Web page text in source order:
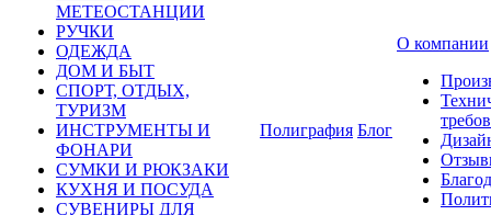
МЕТЕОСТАНЦИИ
РУЧКИ
ОДЕЖДА
ДОМ И БЫТ
СПОРТ, ОТДЫХ,
ТУРИЗМ
ИНСТРУМЕНТЫ И
ФОНАРИ
СУМКИ И РЮКЗАКИ
КУХНЯ И ПОСУДА
СУВЕНИРЫ ДЛЯ
Полиграфия Блог
О компании